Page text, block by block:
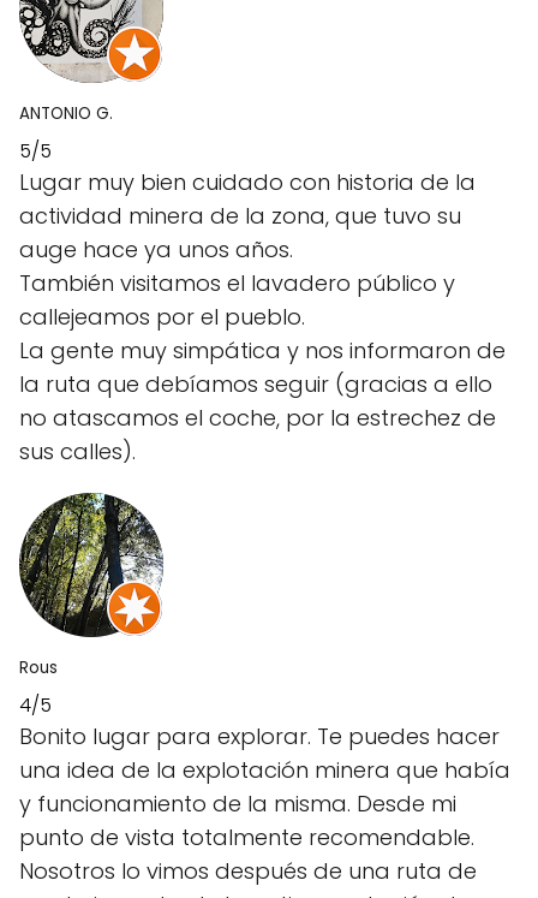
ANTONIO G.
5/5
Lugar muy bien cuidado con historia de la
actividad minera de la zona, que tuvo su
auge hace ya unos años.
También visitamos el lavadero público y
callejeamos por el pueblo.
La gente muy simpática y nos informaron de
la ruta que debíamos seguir (gracias a ello
no atascamos el coche, por la estrechez de
sus calles).
Rous
4/5
Bonito lugar para explorar. Te puedes hacer
una idea de la explotación minera que había
y funcionamiento de la misma. Desde mi
punto de vista totalmente recomendable.
Nosotros lo vimos después de una ruta de